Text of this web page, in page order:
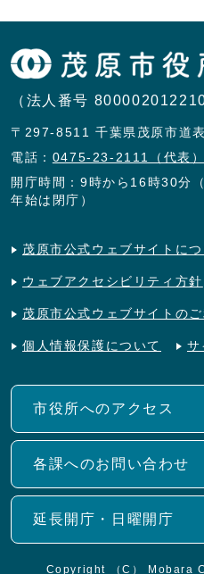
（法人番号
〒297-8511 千葉県茂原市道
電話： 0475-23-2111（代表）
開庁時間：9時から16時30分
年始は閉庁）
茂原市公式ウェブサイトにつ
ウェブアクセシビリティ方針
茂原市公式ウェブサイトの
個人情報保護について サ
市役所へのアクセス
各課へのお問い合わせ
延長開庁・日曜開庁
Copyright （C） Mobara